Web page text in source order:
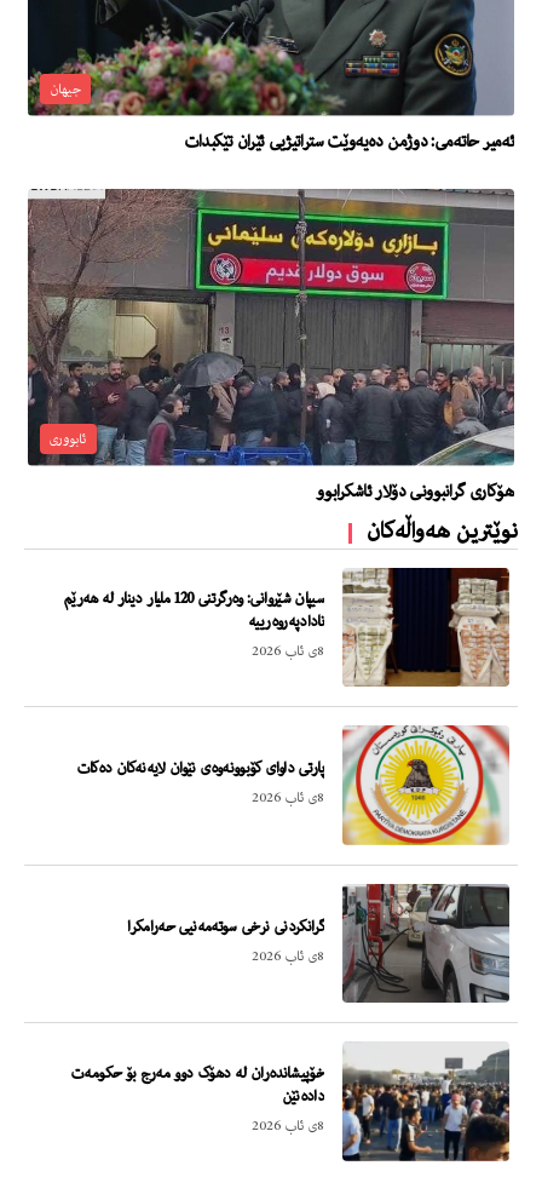
جیهان
ئه‌میر حاته‌مى: دوژمن ده‌یه‌وێت ستراتیژیی ئێران تێكبدات
ئابووری
هۆكارى گرانبوونى دۆلار ئاشكرابوو
نوێترین هەواڵەکان
سیپان شێروانی: وەرگرتنی 120 ملیار دینار لە هەرێم
نادادپەروەرییە
8ی ئاب 2026
پارتی داوای کۆبوونەوەی نێوان لایەنەکان دەکات
8ی ئاب 2026
گرانکردنی نرخی سوتەمەنیی حەرامکرا
8ی ئاب 2026
خۆپیشاندەران لە دهۆک دوو مەرج بۆ حکومەت
دادەنێن
8ی ئاب 2026